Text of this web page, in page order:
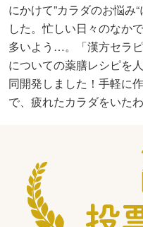
にかけて”カラダのお悩み
した。忙しい日々のなか
多いよう…。
「漢方セラ
についての薬膳レシピを
同開発しました！ 手軽に
で、疲れたカラダをいたわ